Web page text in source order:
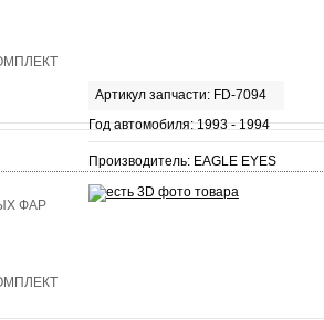
Артикул запчасти: FD-7094
Год автомобиля: 1993 - 1994
Производитель: EAGLE EYES